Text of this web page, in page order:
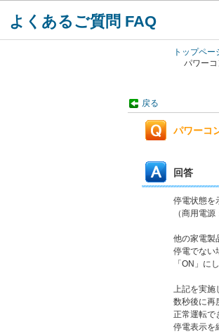
よくあるご質問 FAQ
トップペー
パワー
戻る
パワーコ
回答
停電状態を
（商用電
他の家電製
停電でない
「ON」に
上記を実施
数秒後に再
正常運転で
停電表示を